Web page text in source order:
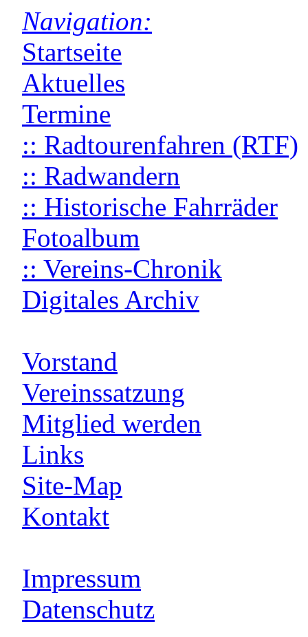
Navigation:
Startseite
Aktuelles
Termine
:: Radtourenfahren (RTF)
:: Radwandern
:: Historische Fahrräder
Fotoalbum
:: Vereins-Chronik
Digitales Archiv
Vorstand
Vereinssatzung
Mitglied werden
Links
Site-Map
Kontakt
Impressum
Datenschutz